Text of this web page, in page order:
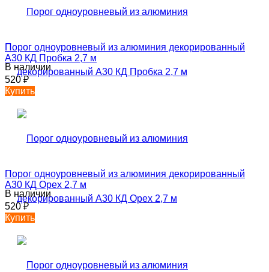
Порог одноуровневый из алюминия декорированный
А30 КД Пробка 2,7 м
В наличии
520₽
Купить
Порог одноуровневый из алюминия декорированный
А30 КД Орех 2,7 м
В наличии
520₽
Купить